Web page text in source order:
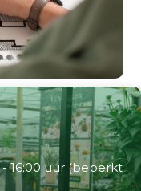
- 16:00 uur (beperkt